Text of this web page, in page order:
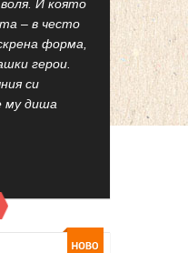
И която
– в често
форма,
герои.
си
му диша